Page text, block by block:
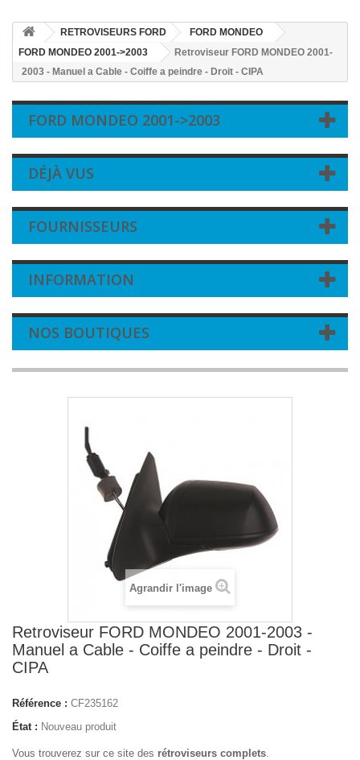
RETROVISEURS FORD
FORD MONDEO
FORD MONDEO 2001->2003
Retroviseur FORD MONDEO 2001-
2003 - Manuel a Cable - Coiffe a peindre - Droit - CIPA
FORD MONDEO 2001->2003
DÉJÀ VUS
FOURNISSEURS
INFORMATION
NOS BOUTIQUES
Agrandir l'image
Retroviseur FORD MONDEO 2001-2003 -
Manuel a Cable - Coiffe a peindre - Droit -
CIPA
Référence : CF235162
État : Nouveau produit
Vous trouverez sur ce site des rétroviseurs complets.